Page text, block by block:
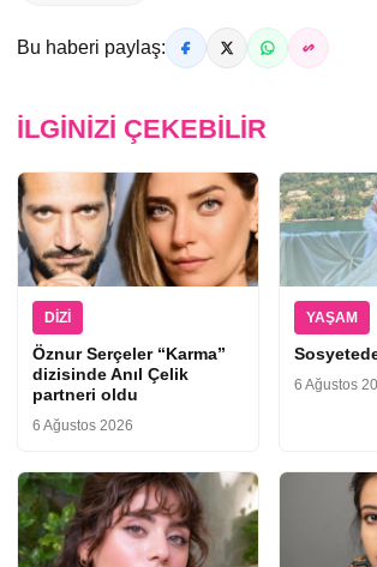
Bu haberi paylaş:
İLGINIZI ÇEKEBILIR
DIZI
Öznur Serçeler “Karma”
dizisinde Anıl Çelik
partneri oldu
6 Ağustos 2026
YAŞAM
6 Ağustos